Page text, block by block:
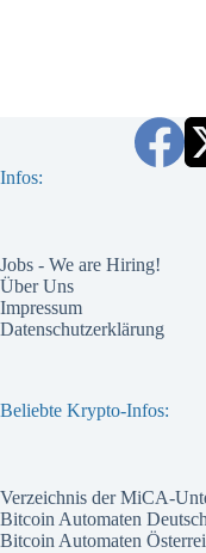
Infos:
Jobs - We are Hiring!
Über Uns
Impressum
Datenschutzerklärung
Beliebte Krypto-Infos:
Verzeichnis der MiCA-
Bitcoin Automaten
Bitcoin Automaten